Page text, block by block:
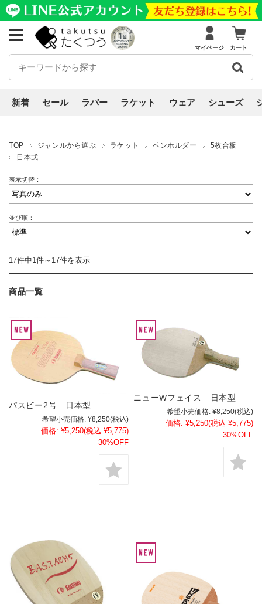
マイページ カート
新着 セール ラバー ラケット ウェア シューズ
TOP ジャンルから選ぶ ラケット ペンホルダー
5枚合板
日本式
表示切替：
並び順：
17件中1件～17件を表示
商品一覧
パスビー2号 日本型
希望小売価格: ¥8,250(税込)
価格: ¥5,250(税込 ¥5,775)
30%OFF
ニューWフェイス 日本型
希望小売価格: ¥8,250(税込)
価格: ¥5,250(税込 ¥5,775)
30%OFF